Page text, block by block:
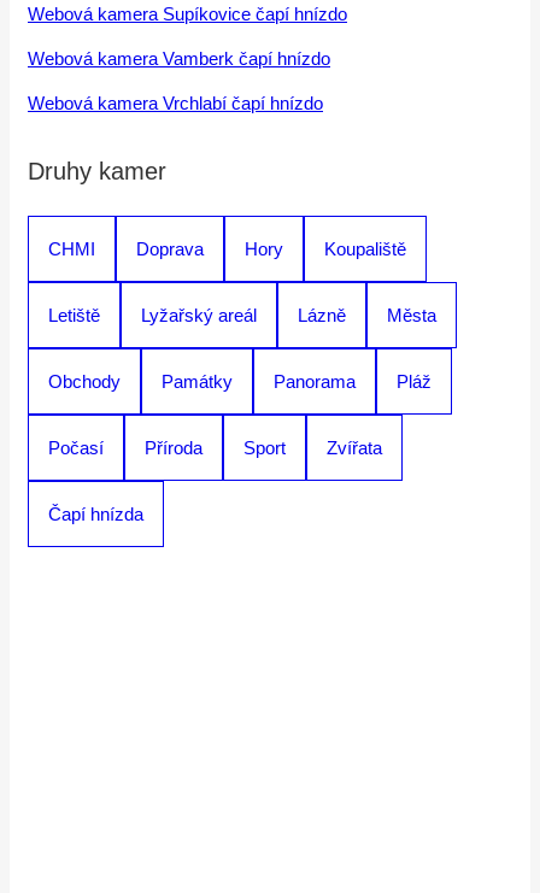
Webová kamera Supíkovice čapí hnízdo
Webová kamera Vamberk čapí hnízdo
Webová kamera Vrchlabí čapí hnízdo
Druhy kamer
CHMI Doprava Hory Koupaliště
Letiště Lyžařský areál Lázně Města
Obchody Památky Panorama Pláž
Počasí Příroda Sport Zvířata
Čapí hnízda